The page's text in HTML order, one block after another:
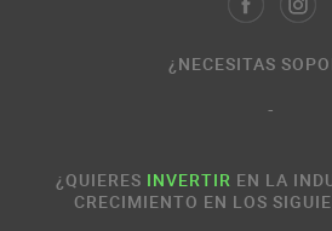
¿NECESITAS
-
¿QUIERES INVERTIR EN LA
CRECIMIENTO EN LOS